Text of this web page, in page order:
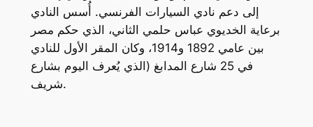
إلى دعم نادي السيارات الفرنسي. أُسس النادي
برعاية الخديوي عباس حلمي الثاني، الذي حكم مصر
بين عامي 1892 و1914، وكان المقر الأول للنادي
في 25 شارع المدابغ (الذي يُعرف اليوم بشارع
شريف.